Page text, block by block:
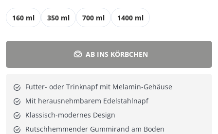
160 ml 350 ml 700 ml 1400 ml
AB INS KÖRBCHEN
Futter- oder Trinknapf mit Melamin-Gehäuse
Mit herausnehmbarem Edelstahlnapf
Klassisch-modernes Design
Rutschhemmender Gummirand am Boden